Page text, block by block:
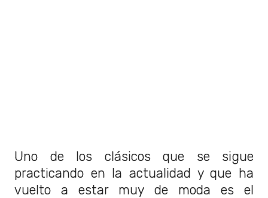
Uno de los clásicos que se sigue
practicando en la actualidad y que ha
vuelto a estar muy de moda es el